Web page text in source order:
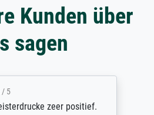
Kunden über
sagen
5
zeer positief.